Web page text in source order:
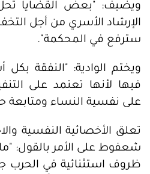
ويضيف: "بعض القضايا
الإرشاد الأسري من أجل
سترفع في المحكمة".
ويختم الوادية: "النفقة
فيها لأنها تعتمد على
على نفسية النساء ومتابعة
تعلق الأخصائية النفسية
شعفوط على الأمر بالقول:
ظروف استثنائية في